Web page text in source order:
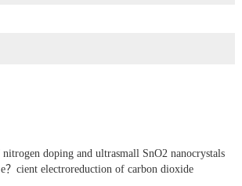
doping and ultrasmall SnO2 nanocrystals
？cient electroreduction of carbon dioxide